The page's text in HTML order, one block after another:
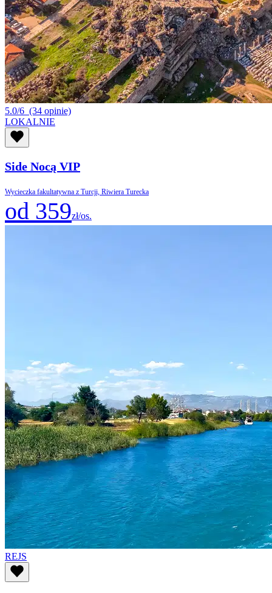
5.0/6 (34 opinie)
LOKALNIE
Side Nocą VIP
Wycieczka fakultatywna z Turcji, Riwiera Turecka
od 359zł/os.
REJS